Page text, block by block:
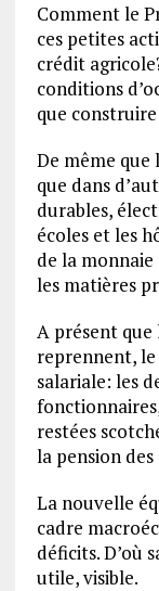
Comment le
ces petites
crédit
conditions
que
De même que
que dans
durables,
écoles et les
de la
les matières
A présent que
reprennent, le
salariale: les
restées
la pension
La nouvelle
cadre
déficits. D’où
utile, visible.